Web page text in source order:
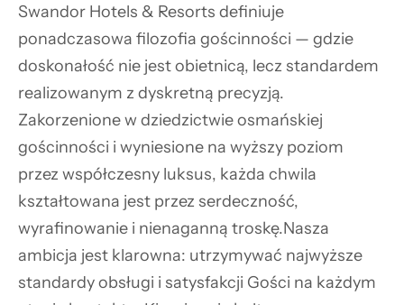
Swandor Hotels & Resorts definiuje
ponadczasowa filozofia gościnności — gdzie
doskonałość nie jest obietnicą, lecz standardem
realizowanym z dyskretną precyzją.
Zakorzenione w dziedzictwie osmańskiej
gościnności i wyniesione na wyższy poziom
przez współczesny luksus, każda chwila
kształtowana jest przez serdeczność,
wyrafinowanie i nienaganną troskę.Nasza
ambicja jest klarowna: utrzymywać najwyższe
standardy obsługi i satysfakcji Gości na każdym